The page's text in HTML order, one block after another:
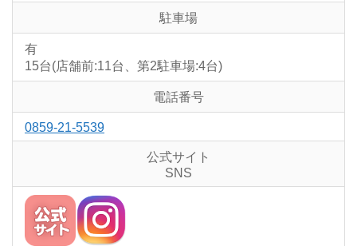
駐車場
有
15台(店舗前:11台、第2駐車場:4台)
電話番号
0859-21-5539
公式サイト
SNS